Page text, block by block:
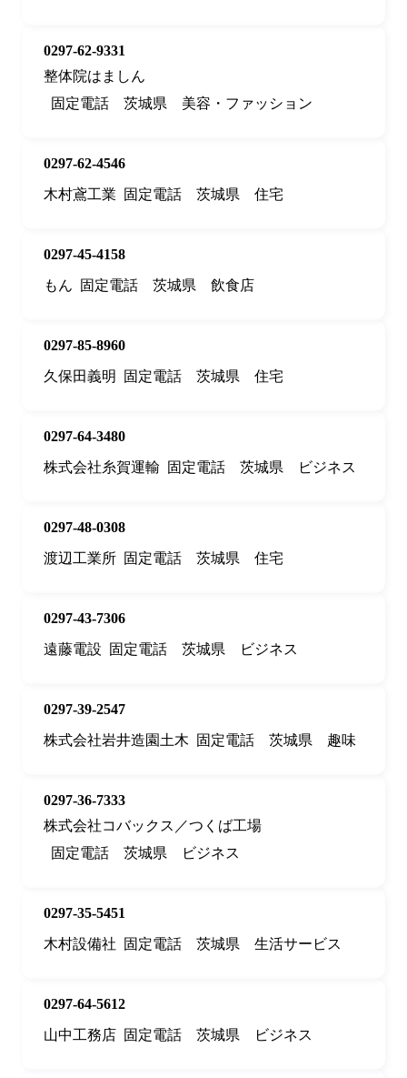
0297-62-9331
整体院はましん
固定電話
茨城県 美容・ファッション
0297-62-4546
木村鳶工業
固定電話 茨城県 住宅
0297-45-4158
もん
固定電話 茨城県 飲食店
0297-85-8960
久保田義明
固定電話 茨城県 住宅
0297-64-3480
株式会社糸賀運輸
固定電話 茨城県 ビジネス
0297-48-0308
渡辺工業所 固定電話 茨城県 住宅
0297-43-7306
遠藤電設
固定電話 茨城県 ビジネス
0297-39-2547
株式会社岩井造園土木
固定電話 茨城県 趣味
0297-36-7333
株式会社コバックス／つくば工場
固定電話
茨城県 ビジネス
0297-35-5451
木村設備社
固定電話 茨城県 生活サービス
0297-64-5612
山中工務店 固定電話 茨城県 ビジネス